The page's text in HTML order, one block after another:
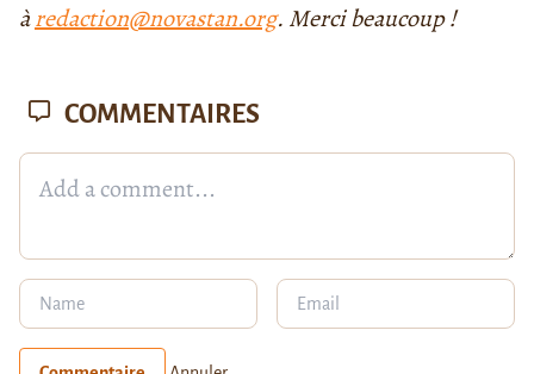
àredaction@novastan.org. Merci beaucoup !
COMMENTAIRES